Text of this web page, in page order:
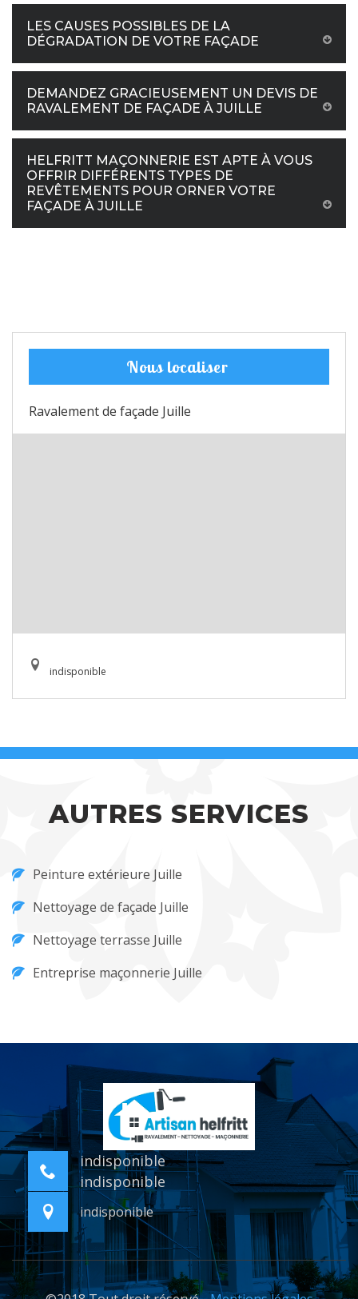
LES CAUSES POSSIBLES DE LA
DÉGRADATION DE VOTRE FAÇADE
DEMANDEZ GRACIEUSEMENT UN DEVIS DE
RAVALEMENT DE FAÇADE À JUILLE
HELFRITT MAÇONNERIE EST APTE À VOUS
OFFRIR DIFFÉRENTS TYPES DE
REVÊTEMENTS POUR ORNER VOTRE
FAÇADE À JUILLE
Nous localiser
Ravalement de façade Juille
indisponible
AUTRES SERVICES
Peinture extérieure Juille
Nettoyage de façade Juille
Nettoyage terrasse Juille
Entreprise maçonnerie Juille
indisponible
indisponible
indisponible